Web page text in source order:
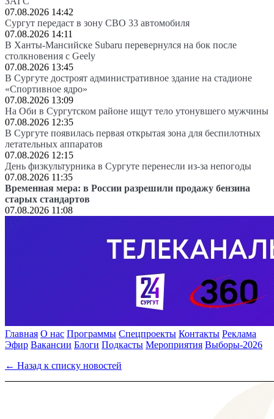
07.08.2026 14:42
Сургут передаст в зону СВО 33 автомобиля
07.08.2026 14:11
В Ханты-Мансийске Subaru перевернулся на бок после
столкновения с Geely
07.08.2026 13:45
В Сургуте достроят административное здание на стадионе
«Спортивное ядро»
07.08.2026 13:09
На Оби в Сургутском районе ищут тело утонувшего мужчины
07.08.2026 12:35
В Сургуте появилась первая открытая зона для беспилотных
летательных аппаратов
07.08.2026 12:15
День физкультурника в Сургуте перенесли из-за непогоды
07.08.2026 11:35
Временная мера: в России разрешили продажу бензина
старых стандартов
07.08.2026 11:08
Главная О нас Программы Спецпроекты Контакты Реклама
Эфир Вакансии Блоги Подкасты Мероприятия Выборы-2026
← Назад к списку новостей